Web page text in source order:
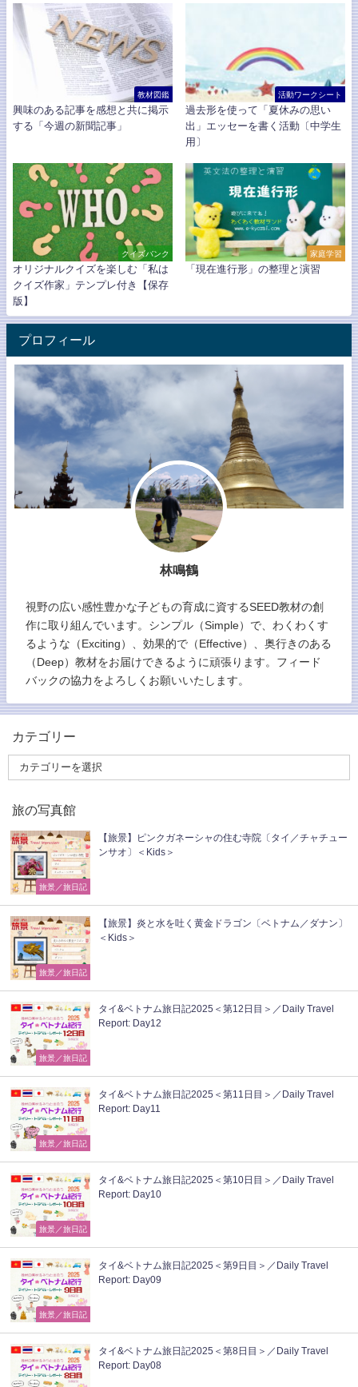
教材図鑑
興味のある記事を感想と共に掲示
する「今週の新聞記事」
活動ワークシート
過去形を使って「夏休みの思い
出」エッセーを書く活動〔中学生
用〕
クイズバンク
オリジナルクイズを楽しむ「私は
クイズ作家」テンプレ付き【保存
版】
家庭学習
「現在進行形」の整理と演習
プロフィール
林鳴鶴
視野の広い感性豊かな子どもの育成に資するSEED教材の創
作に取り組んでいます。シンプル（Simple）で、わくわくす
るような（Exciting）、効果的で（Effective）、奥行きのある
（Deep）教材をお届けできるように頑張ります。フィード
バックの協力をよろしくお願いいたします。
カテゴリー
旅の写真館
旅景／旅日記
【旅景】ピンクガネーシャの住む寺院〔タイ／チャチュー
ンサオ〕＜Kids＞
旅景／旅日記
【旅景】炎と水を吐く黄金ドラゴン〔ベトナム／ダナン〕
＜Kids＞
旅景／旅日記
タイ&ベトナム旅日記2025＜第12日目＞／Daily Travel
Report: Day12
旅景／旅日記
タイ&ベトナム旅日記2025＜第11日目＞／Daily Travel
Report: Day11
旅景／旅日記
タイ&ベトナム旅日記2025＜第10日目＞／Daily Travel
Report: Day10
旅景／旅日記
タイ&ベトナム旅日記2025＜第9日目＞／Daily Travel
Report: Day09
タイ&ベトナム旅日記2025＜第8日目＞／Daily Travel
Report: Day08